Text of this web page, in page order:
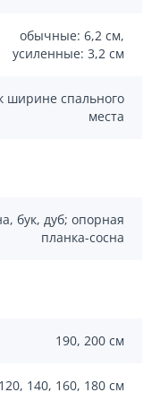
обычные: 6,2 см,
усиленные: 3,2 см
ширине спального
места
бук, дуб; опорная
планка-сосна
190, 200 см
140, 160, 180 см